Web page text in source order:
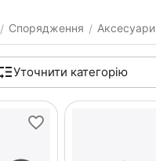
/ Спорядження / Аксесуари
Уточнити категорію